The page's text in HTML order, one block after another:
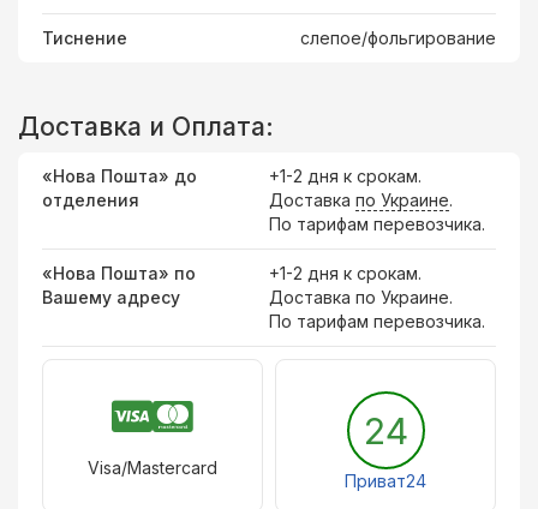
Тиснение слепое/фольгирование
Доставка и Оплата:
«Нова Пошта» до
отделения
+1-2 дня к срокам.
Доставка по Украине.
По тарифам перевозчика.
«Нова Пошта» по
Вашему адресу
+1-2 дня к срокам.
Доставка по Украине.
По тарифам перевозчика.
Visa/Mastercard
24
Приват24